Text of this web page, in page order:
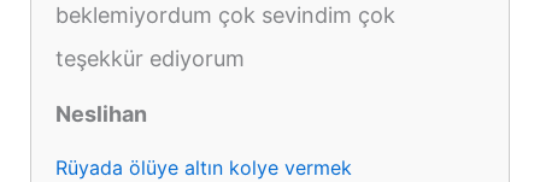
beklemiyordum çok sevindim çok
teşekkür ediyorum
Neslihan
Rüyada ölüye altın kolye vermek